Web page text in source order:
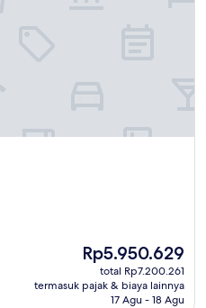
Harga
sekarang
Rp5.950.629
Rp5.950.629
total Rp7.200.261
termasuk pajak & biaya lainnya
17 Agu - 18 Agu